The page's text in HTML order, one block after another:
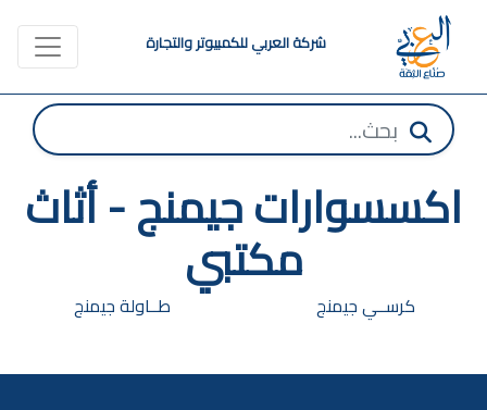
شركة العربي للكمبيوتر والتجارة
اكسسوارات جيمنج - أثاث
مكتبي
كرســي جيمنج طــاولة جيمنج